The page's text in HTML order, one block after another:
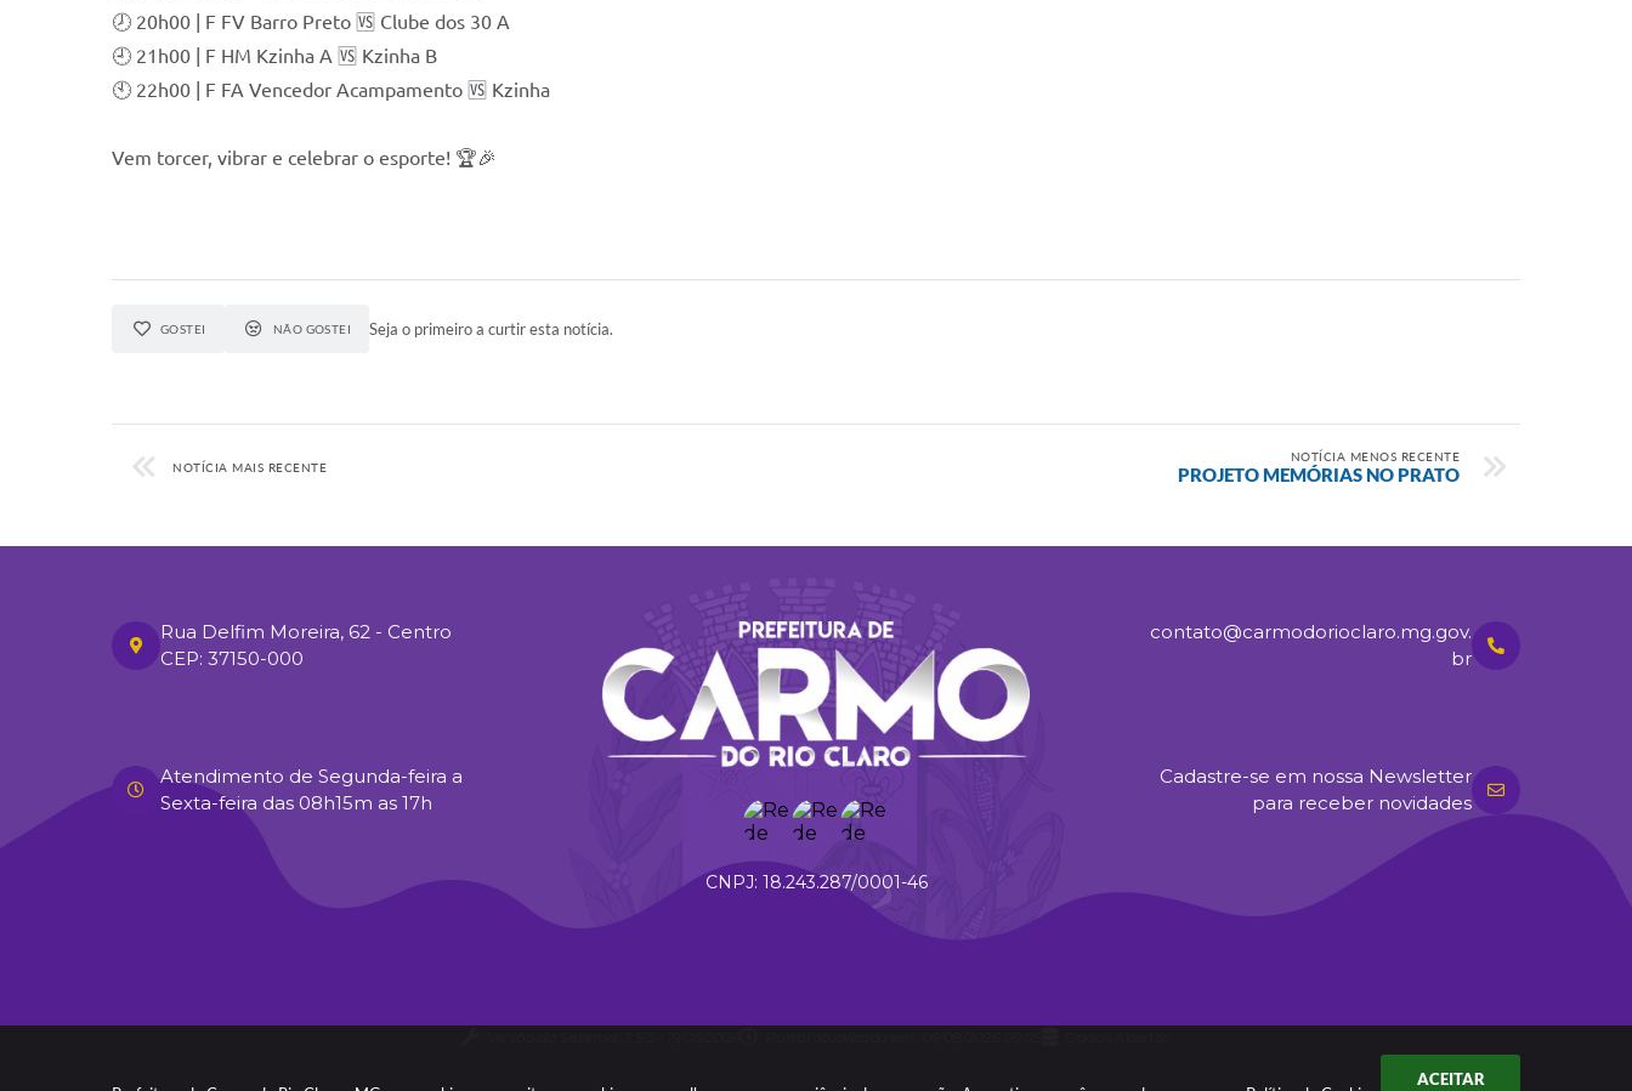
ACEITAR
🕗 20h00 | F FV Barro Preto 🆚 Clube dos 30 A
🕘 21h00 | F HM Kzinha A 🆚 Kzinha B
🕙 22h00 | F FA Vencedor Acampamento 🆚 Kzinha
Vem torcer, vibrar e celebrar o esporte! 🏆🎉
GOSTEI NÃO GOSTEI Seja o primeiro a curtir esta notícia.
NOTÍCIA MAIS RECENTE
NOTÍCIA MENOS RECENTE
PROJETO MEMÓRIAS NO PRATO
Rua Delfim Moreira, 62 - Centro
CEP: 37150-000
contato@carmodorioclaro.mg.gov.
br
Atendimento de Segunda-feira a
Sexta-feira das 08h15m as 17h
18.243.287/0001-46
Cadastre-se em nossa Newsletter
para receber novidades